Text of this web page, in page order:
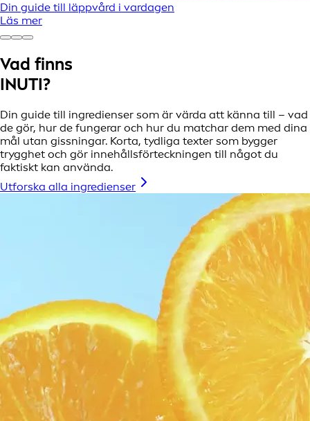
Din guide till läppvård i vardagen
Läs mer
Vad finns
INUTI?
Din guide till ingredienser som är värda att känna till – vad
de gör, hur de fungerar och hur du matchar dem med dina
mål utan gissningar. Korta, tydliga texter som bygger
trygghet och gör innehållsförteckningen till något du
faktiskt kan använda.
Utforska alla ingredienser